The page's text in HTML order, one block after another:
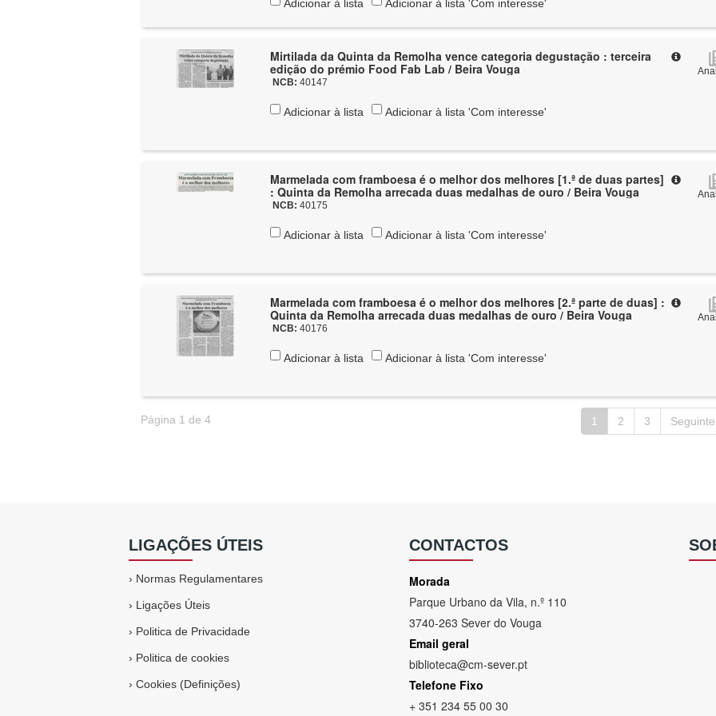
Adicionar à lista Adicionar à lista 'Com interesse'
Mirtilada da Quinta da Remolha vence categoria degustação : terceira
edição do prémio Food Fab Lab / Beira Vouga
NCB:40147
Adicionar à lista Adicionar à lista 'Com interesse'
Marmelada com framboesa é o melhor dos melhores [1.ª de duas partes]
: Quinta da Remolha arrecada duas medalhas de ouro / Beira Vouga
NCB:40175
Adicionar à lista Adicionar à lista 'Com interesse'
Marmelada com framboesa é o melhor dos melhores [2.ª parte de duas] :
Quinta da Remolha arrecada duas medalhas de ouro / Beira Vouga
NCB:40176
Adicionar à lista Adicionar à lista 'Com interesse'
Página 1 de 4 1 2 3 Seguinte
LIGAÇÕES ÚTEIS
› Normas Regulamentares
› Ligações Úteis
› Politica de Privacidade
› Politica de cookies
›Cookies (Definições)
CONTACTOS
Morada
Parque Urbano da Vila, n.º 110
3740-263 Sever do Vouga
Email geral
biblioteca@cm-sever.pt
Telefone Fixo
+ 351 234 55 00 30